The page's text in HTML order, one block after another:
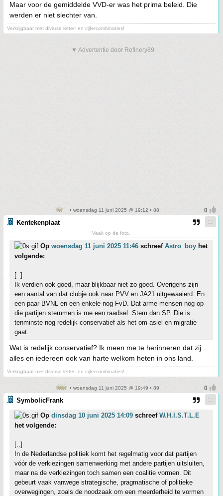
Maar voor de gemiddelde VVD-er was het prima beleid. Die
werden er niet slechter van.
Verkrijgbaar met diverse letter- en cijfercombinaties!
▼ Advertentie door Refinery89
• woensdag 11 juni 2025 @ 19:12 • 88
Kentekenplaat
Vaak op de foto.
Op woensdag 11 juni 2025 11:46 schreef Astro_boy het
volgende:
[..]
Ik verdien ook goed, maar blijkbaar niet zo goed. Overigens zijn
een aantal van dat clubje ook naar PVV en JA21 uitgewaaierd. En
een paar BVNL en een enkele nog FvD. Dat arme mensen nog op
die partijen stemmen is me een raadsel. Stem dan SP. Die is
tenminste nog redelijk conservatief als het om asiel en migratie
gaat.
Wat is redelijk conservatief? Ik meen me te herinneren dat zij
alles en iedereen ook van harte welkom heten in ons land.
Verkrijgbaar met diverse letter- en cijfercombinaties!
• woensdag 11 juni 2025 @ 19:49 • 89
SymbolicFrank
Op dinsdag 10 juni 2025 14:09 schreef W.H.I.S.T.L.E
het volgende:
[..]
In de Nederlandse politiek komt het regelmatig voor dat partijen
vóór de verkiezingen samenwerking met andere partijen uitsluiten,
maar na de verkiezingen toch samen een coalitie vormen. Dit
gebeurt vaak vanwege strategische, pragmatische of politieke
overwegingen, zoals de noodzaak om een meerderheid te vormen